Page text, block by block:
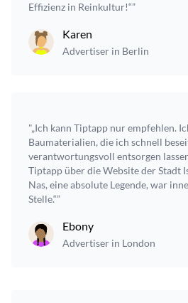
Effizienz in Reinkultur!“”
Karen
Advertiser in Berlin
"„Ich kann Tiptapp nur empfehlen.
Baumaterialien, die ich schnell
verantwortungsvoll entsorgen
Tiptapp über die Website der Stadt
Nas, eine absolute Legende, war
Stelle.“”
Ebony
Advertiser in London